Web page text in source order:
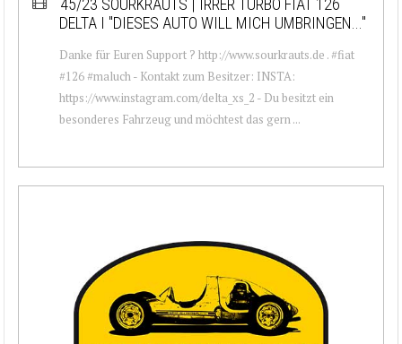
45/23 SOURKRAUTS | IRRER TURBO FIAT 126
DELTA I "DIESES AUTO WILL MICH UMBRINGEN..."
Danke für Euren Support ? http://www.sourkrauts.de . #fiat
#126 #maluch - Kontakt zum Besitzer: INSTA:
https://www.instagram.com/delta_xs_2 - Du besitzt ein
besonderes Fahrzeug und möchtest das gern ...